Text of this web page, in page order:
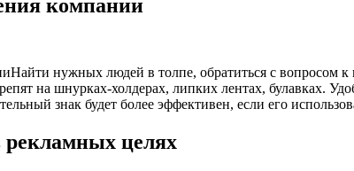
компании
Найти нужных людей в толпе, обратиться с вопросом к
на шнурках-холдерах, липких лентах, булавках.
знак будет более эффективен, если его
рекламных целях